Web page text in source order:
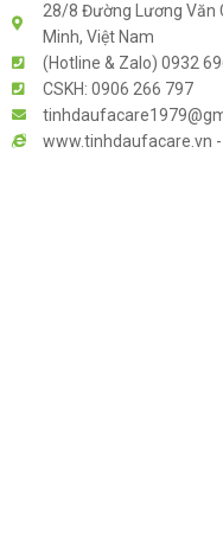
28/8 Đường Lương Văn
Minh, Việt Nam
(Hotline & Zalo) 0932
CSKH: 0906 266 797
www.tinhdaufacare.vn